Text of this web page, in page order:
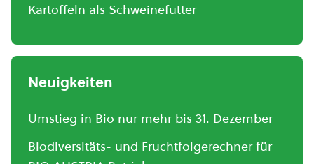
Kartoffeln als Schweinefutter
Neuigkeiten
Umstieg in Bio nur mehr bis 31. Dezember
Biodiversitäts- und Fruchtfolgerechner für